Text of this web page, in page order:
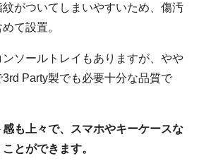
紋がついてしまいやすいため、傷汚
て設置。
ソールトレイもありますが、やや
Party製でも必要十分な品質で
も上々で、スマホやキーケースな
とができます。